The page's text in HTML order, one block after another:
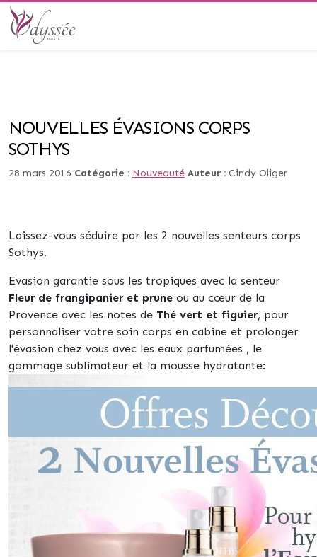
NOUVELLES ÉVASIONS CORPS
SOTHYS
28 mars 2016 Catégorie : Nouveauté Auteur : Cindy Oliger
Laissez-vous séduire par les 2 nouvelles senteurs corps
Sothys.
Evasion garantie sous les tropiques avec la senteur
Fleur de frangipanier et prune ou au cœur de la
Provence avec les notes de Thé vert et figuier, pour
personnaliser votre soin corps en cabine et prolonger
l'évasion chez vous avec les eaux parfumées , le
gommage sublimateur et la mousse hydratante: